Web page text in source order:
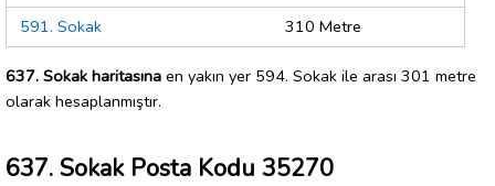
591. Sokak
310 Metre
637. Sokak haritasına en yakın yer 594. Sokak ile arası 301 metre
olarak hesaplanmıştır.
637. Sokak Posta Kodu 35270